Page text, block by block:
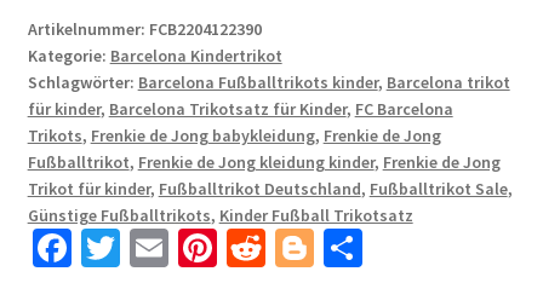
2023-
24
Fußballtrikot
Trikotsatz
Frenkie
de
Jong
21
Menge
Artikelnummer: FCB2204122390
Kategorie: Barcelona Kindertrikot
Schlagwörter: Barcelona Fußballtrikots kinder, Barcelona trikot
für kinder, Barcelona Trikotsatz für Kinder, FC Barcelona
Trikots, Frenkie de Jong babykleidung, Frenkie de Jong
Fußballtrikot, Frenkie de Jong kleidung kinder, Frenkie de Jong
Trikot für kinder, Fußballtrikot Deutschland, Fußballtrikot Sale,
Günstige Fußballtrikots, Kinder Fußball Trikotsatz
Fa T E Pi R Bl T